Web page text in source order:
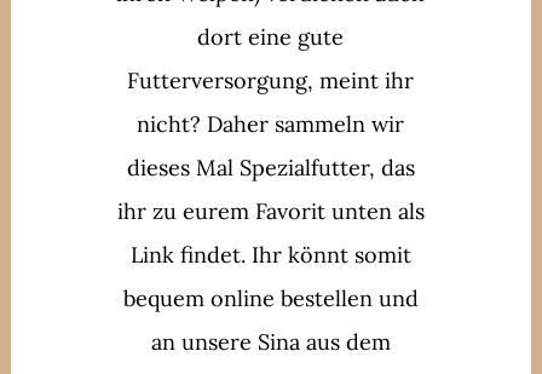
dort eine gute
Futterversorgung, meint ihr
nicht? Daher sammeln wir
dieses Mal Spezialfutter, das
ihr zu eurem Favorit unten als
Link findet. Ihr könnt somit
bequem online bestellen und
an unsere Sina aus dem